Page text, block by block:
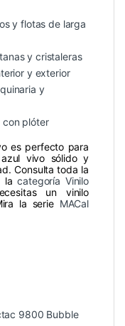
y flotas de larga
y cristaleras
y exterior
y
plóter
es perfecto para
vivo sólido y
Consulta toda la
lacategoría Vinilo
un vinilo
la serie MACal
9800 Bubble